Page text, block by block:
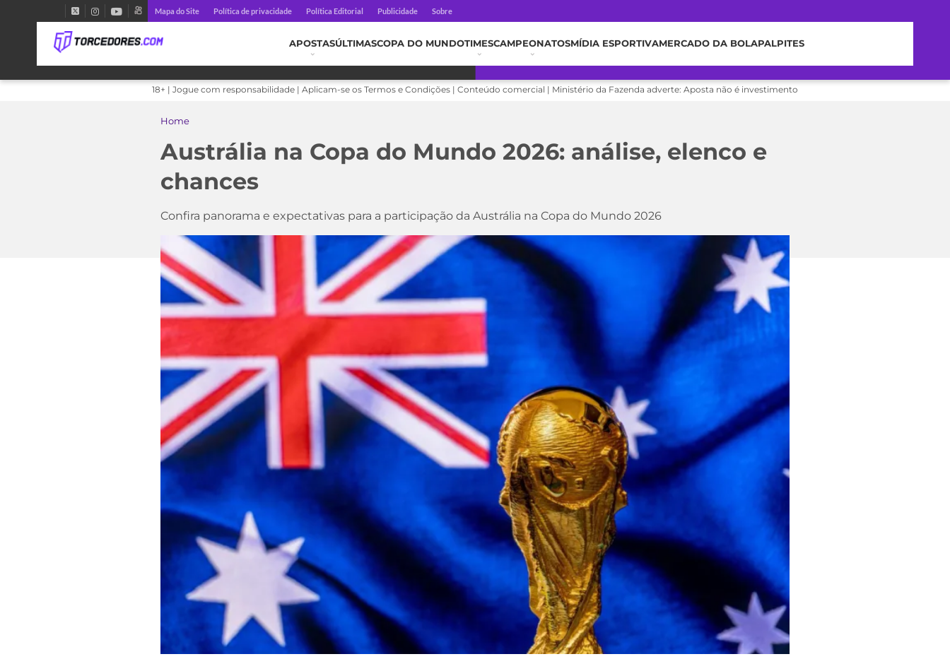
Mapa do Site Política de privacidade Política Editorial Publicidade Sobre
APOSTASÚLTIMASCOPA DO MUNDOTIMESCAMPEONATOSMÍDIA ESPORTIVAMERCADO DA BOLAPALPITES
18+ | Jogue com responsabilidade | Aplicam-se os Termos e Condições | Conteúdo comercial | Ministério da Fazenda adverte: Aposta não é investimento
Home
Austrália na Copa do Mundo 2026: análise, elenco e
chances
Confira panorama e expectativas para a participação da Austrália na Copa do Mundo 2026